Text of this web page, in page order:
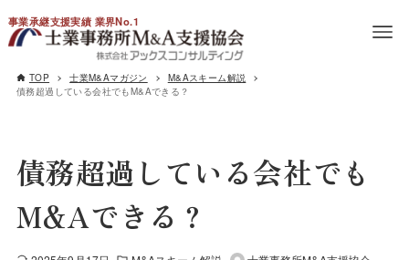
事業承継支援実績 業界No.1
TOP 士業M&Aマガジン
M&Aスキーム解説
債務超過している会社でもM&Aできる？
債務超過している会社でも
M&Aできる？